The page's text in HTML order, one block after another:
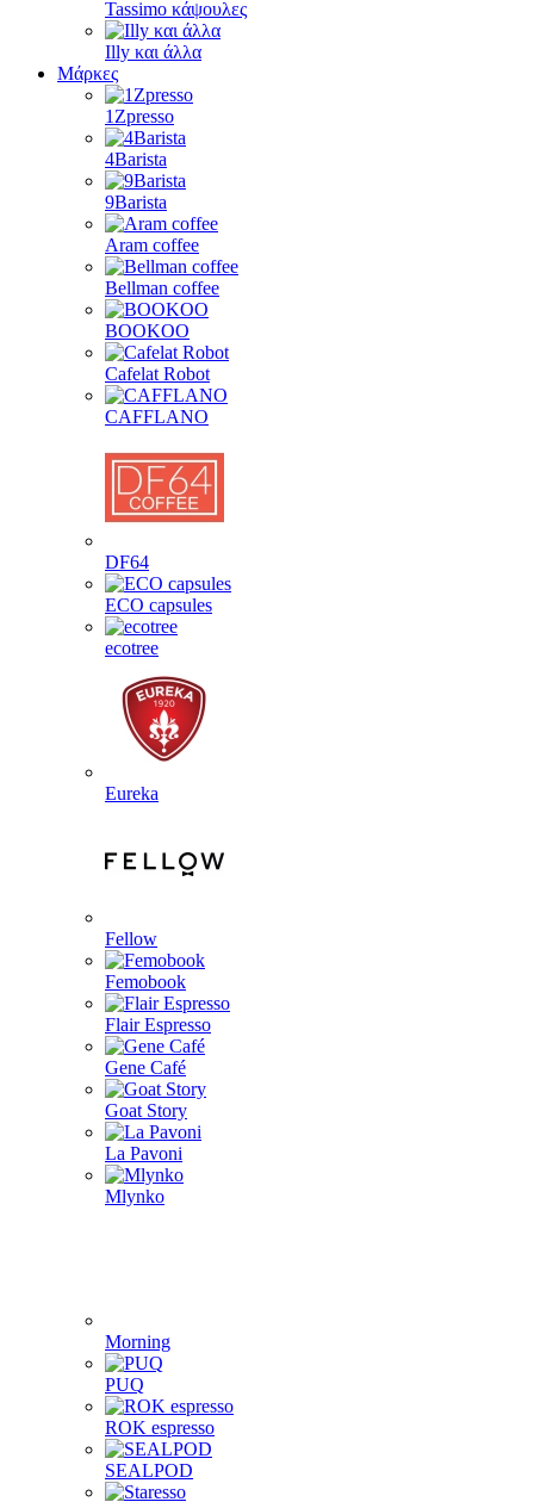
Tassimo κάψουλες
Illy και άλλα
Μάρκες
1Zpresso
4Barista
9Barista
Aram coffee
Bellman coffee
BOOKOO
Cafelat Robot
CAFFLANO
DF64
ECO capsules
ecotree
Eureka
Fellow
Femobook
Flair Espresso
Gene Café
Goat Story
La Pavoni
Mlynko
Morning
PUQ
ROK espresso
SEALPOD